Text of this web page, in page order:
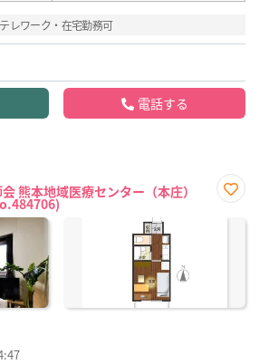
テレワーク・在宅勤務可
電話する
熊本地域医療センター（本庄）
に入